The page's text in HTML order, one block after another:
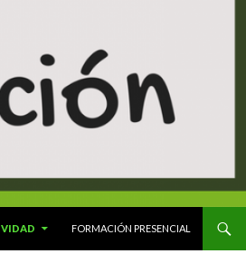
FORMACIÓN PRESENCIAL